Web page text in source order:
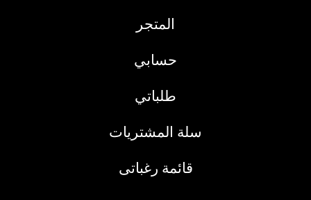
المتجر
حسابي
طلباتي
سلة المشتريات
قائمة رغباتى